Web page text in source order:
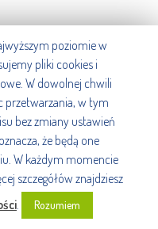
poziomie w
pliki cookies i
W dowolnej chwili
przetwarzania, w tym
bez zmiany ustawień
że będą one
W każdym momencie
szczegółów znajdziesz
. Rozumiem